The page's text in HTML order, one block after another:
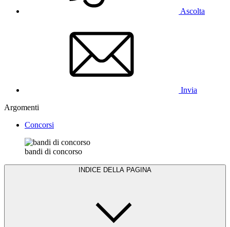
Ascolta
Invia
Argomenti
Concorsi
bandi di concorso
INDICE DELLA PAGINA